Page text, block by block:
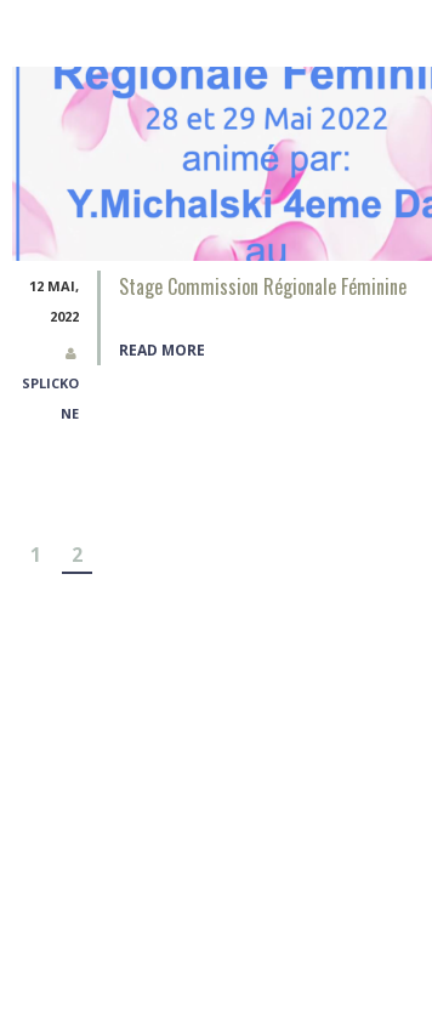
12 MAI,
2022
SPLICKO
NE
Stage Commission Régionale Féminine
READ MORE
1 2